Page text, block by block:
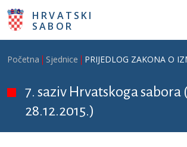
Skoči na glavni sadržaj
HRVATSKI
SABOR
Breadcrumb
Početna Sjednice PRIJEDLOG ZAKONA O
7. saziv Hrvatskoga sabora
28.12.2015.)